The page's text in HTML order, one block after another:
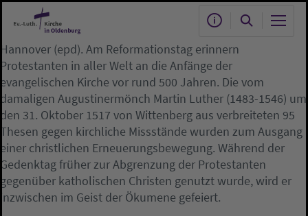
Zum Hauptinhalt springen
Hannover (epd). Am Reformationstag erinnern
Protestanten in aller Welt an die Anfänge der
evangelischen Kirche vor rund 500 Jahren. Die vom
damaligen Augustinermönch Martin Luther (1483-1546) um
den 31. Oktober 1517 von Wittenberg aus verbreiteten 95
Thesen gegen kirchliche Missstände wurden zum Ausgang
einer christlichen Erneuerungsbewegung. Während der
Gedenktag früher zur Abgrenzung der Protestanten
gegenüber katholischen Christen genutzt wurde, wird er
inzwischen im Geist der Ökumene gefeiert.